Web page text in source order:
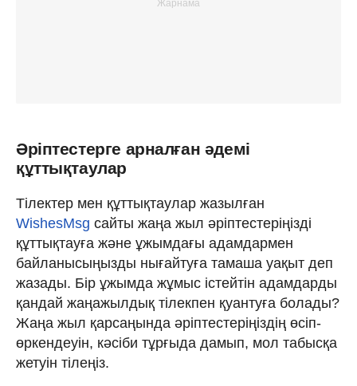
Әріптестерге арналған әдемі
құттықтаулар
Тілектер мен құттықтаулар жазылған
WishesMsg сайты жаңа жыл әріптестеріңізді
құттықтауға және ұжымдағы адамдармен
байланысыңызды нығайтуға тамаша уақыт деп
жазады. Бір ұжымда жұмыс істейтін адамдарды
қандай жаңажылдық тілекпен қуантуға болады?
Жаңа жыл қарсаңында әріптестеріңіздің өсіп-
өркендеуін, кәсіби тұрғыда дамып, мол табысқа
жетуін тілеңіз.